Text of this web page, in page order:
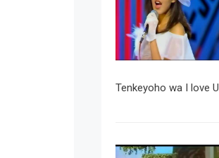
Tenkeyoho wa I love U